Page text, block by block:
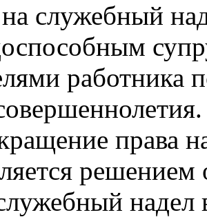
служебный
работника
права
решением
надел